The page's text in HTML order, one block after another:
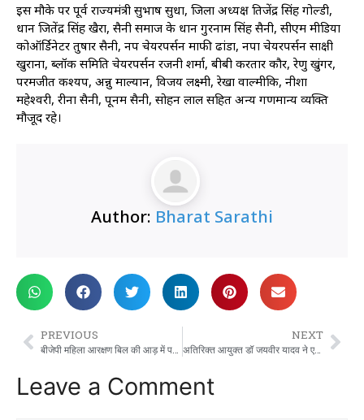
इस मौके पर पूर्व राज्यमंत्री सुभाष सुधा, जिला अध्यक्ष तिजेंद्र सिंह गोल्डी,
प्रधान जितेंद्र सिंह खैरा, सैनी समाज के प्रधान गुरनाम सिंह सैनी, सीएम मीडिया
कोऑर्डिनेटर तुषार सैनी, नप चेयरपर्सन माफी ढांडा, नपा चेयरपर्सन साक्षी
खुराना, ब्लॉक समिति चेयरपर्सन रजनी शर्मा, बीबी करतार कौर, रेणु खुंगर,
परमजीत कश्यप, अन्नु माल्यान, विजय लक्ष्मी, रेखा वाल्मीकि, नीशा
महेश्वरी, रीना सैनी, पूनम सैनी, सोहन लाल सहित अन्य गणमान्य व्यक्ति
मौजूद रहे।
Author: Bharat Sarathi
PREVIOUS
बीजेपी महिला आरक्षण बिल की आड़ में परिसीमन बिल पास करवाना चाहती थी: अर्जुन चौटाला
NEXT
अतिरिक्त आयुक्त डॉ जयवीर यादव ने एएसआई के साथ की समीक्षा बैठक
Leave a Comment